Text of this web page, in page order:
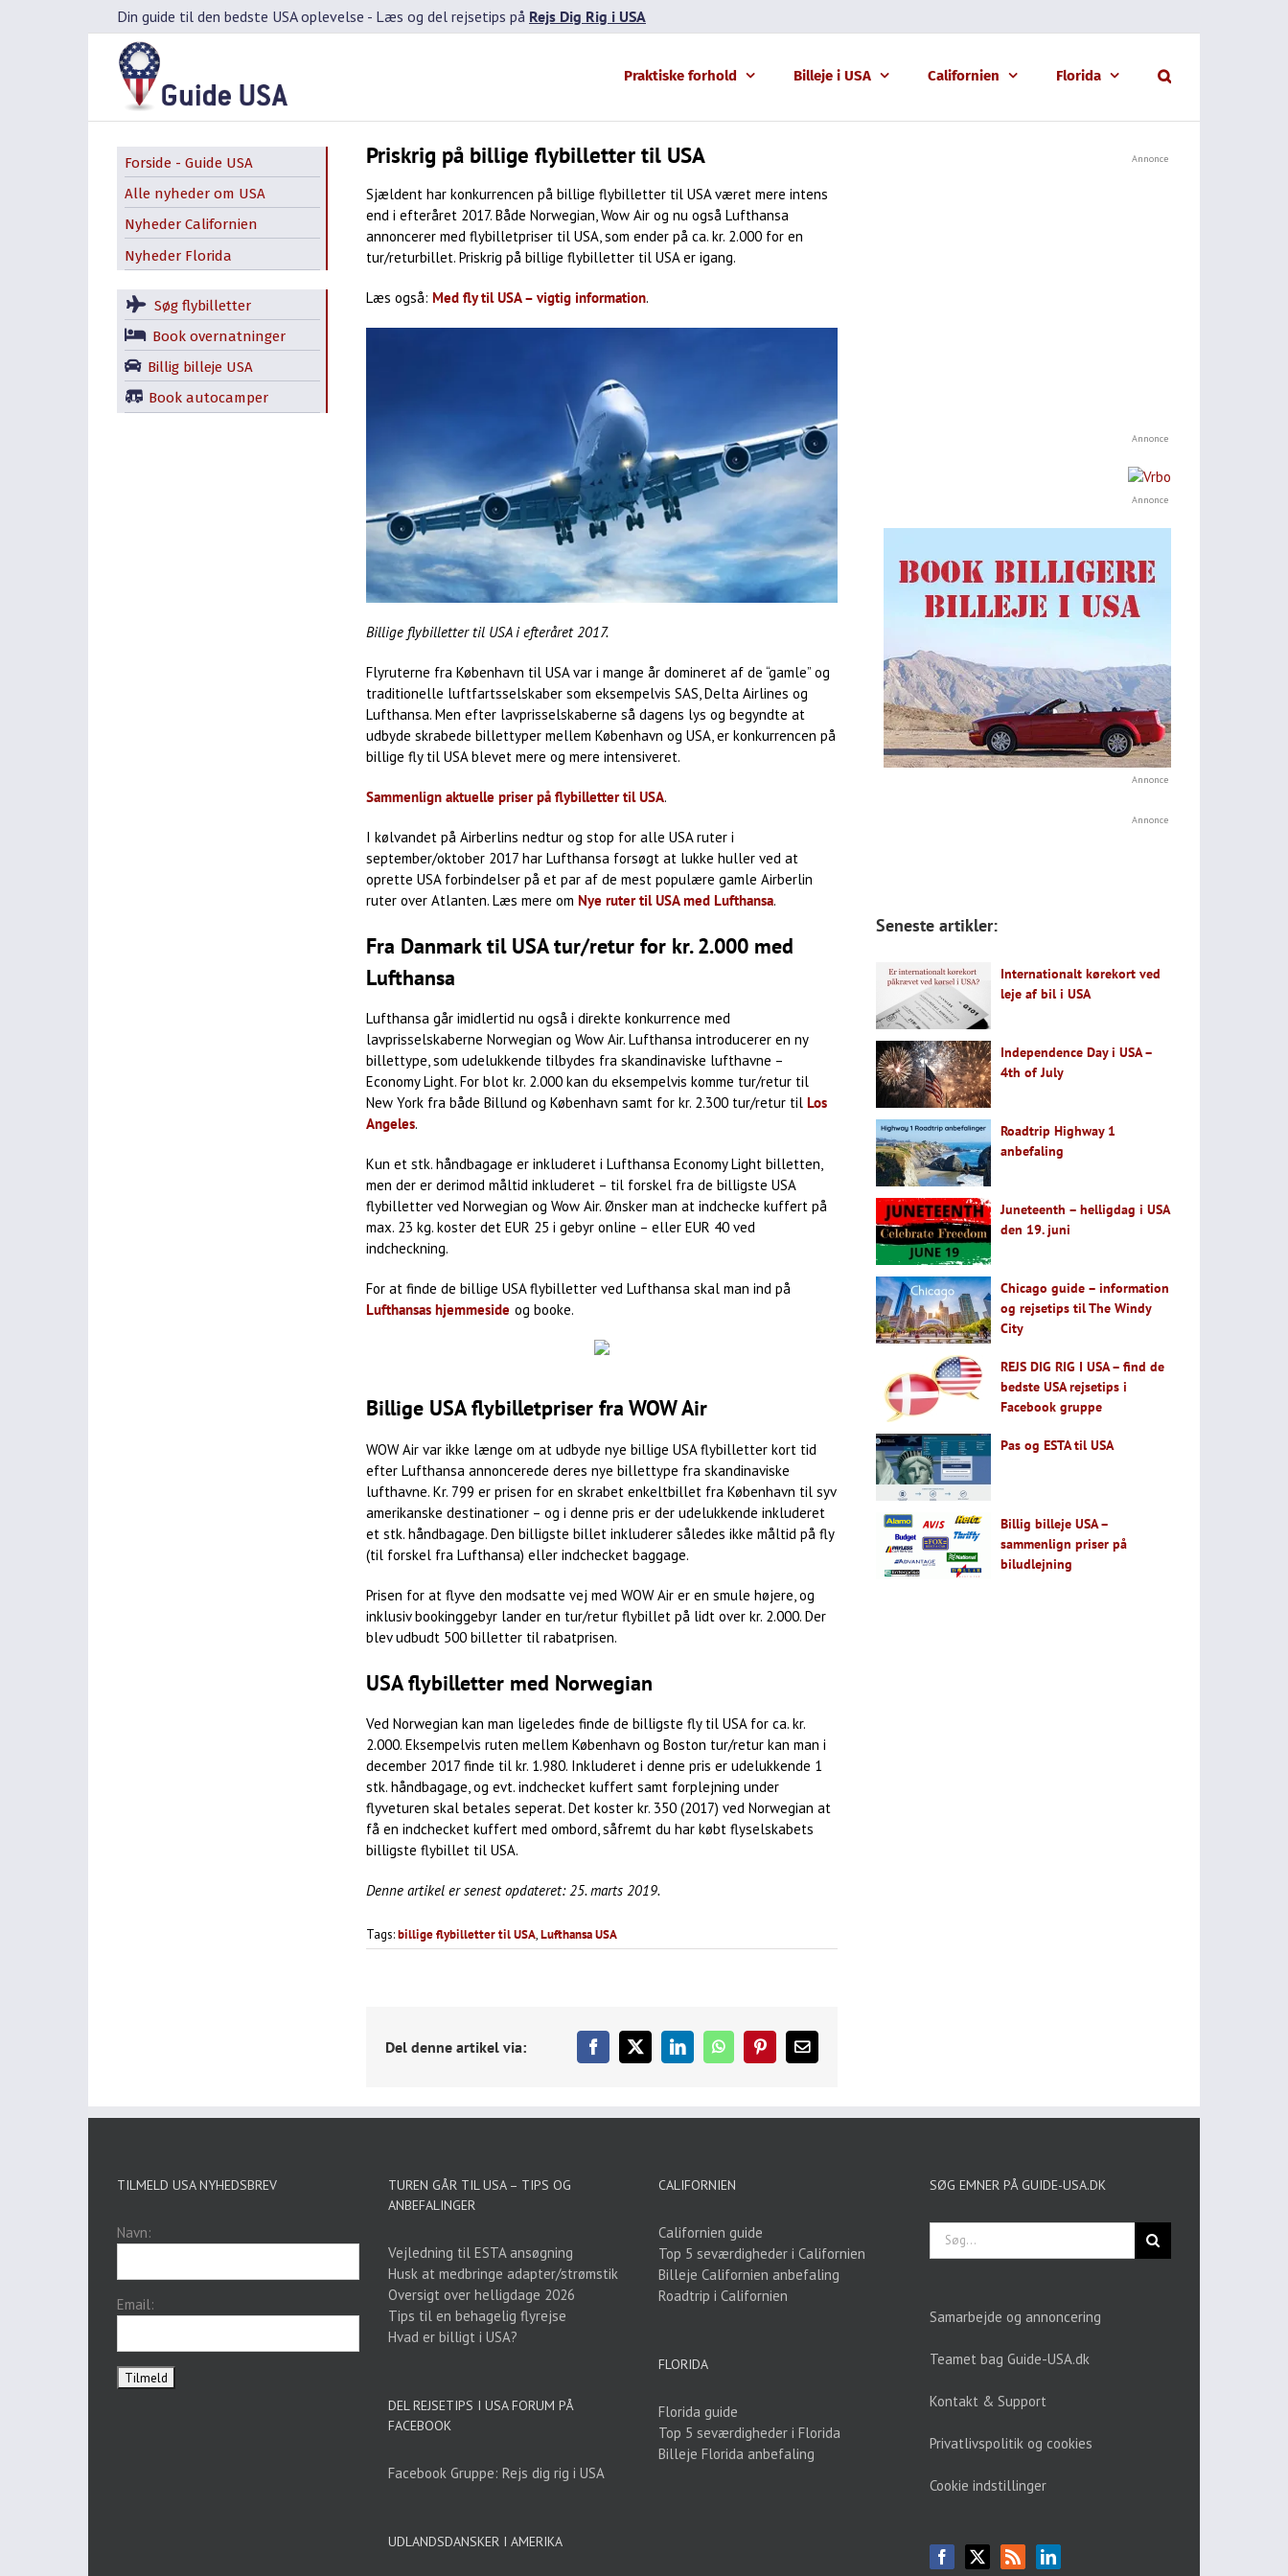
Din guide til den bedste USA oplevelse - Læs og del rejsetips på Rejs Dig Rig i USA
Praktiske forhold Billeje i USA Californien Florida
Priskrig på billige flybilletter til USA
Sjældent har konkurrencen på billige flybilletter til USA været mere intens
end i efteråret 2017. Både Norwegian, Wow Air og nu også Lufthansa
annoncerer med flybilletpriser til USA, som ender på ca. kr. 2.000 for en
tur/returbillet. Priskrig på billige flybilletter til USA er igang.
Læs også: Med fly til USA – vigtig information.
Billige flybilletter til USA i efteråret 2017.
Flyruterne fra København til USA var i mange år domineret af de “gamle” og
traditionelle luftfartsselskaber som eksempelvis SAS, Delta Airlines og
Lufthansa. Men efter lavprisselskaberne så dagens lys og begyndte at
udbyde skrabede billettyper mellem København og USA, er konkurrencen på
billige fly til USA blevet mere og mere intensiveret.
Sammenlign aktuelle priser på flybilletter til USA.
I kølvandet på Airberlins nedtur og stop for alle USA ruter i
september/oktober 2017 har Lufthansa forsøgt at lukke huller ved at
oprette USA forbindelser på et par af de mest populære gamle Airberlin
ruter over Atlanten. Læs mere om Nye ruter til USA med Lufthansa.
Fra Danmark til USA tur/retur for kr. 2.000 med
Lufthansa
Lufthansa går imidlertid nu også i direkte konkurrence med
lavprisselskaberne Norwegian og Wow Air. Lufthansa introducerer en ny
billettype, som udelukkende tilbydes fra skandinaviske lufthavne –
Economy Light. For blot kr. 2.000 kan du eksempelvis komme tur/retur til
New York fra både Billund og København samt for kr. 2.300 tur/retur til Los
Angeles.
Kun et stk. håndbagage er inkluderet i Lufthansa Economy Light billetten,
men der er derimod måltid inkluderet – til forskel fra de billigste USA
flybilletter ved Norwegian og Wow Air. Ønsker man at indchecke kuffert på
max. 23 kg. koster det EUR 25 i gebyr online – eller EUR 40 ved
indcheckning.
For at finde de billige USA flybilletter ved Lufthansa skal man ind på
Lufthansas hjemmeside og booke.
Billige USA flybilletpriser fra WOW Air
WOW Air var ikke længe om at udbyde nye billige USA flybilletter kort tid
efter Lufthansa annoncerede deres nye billettype fra skandinaviske
lufthavne. Kr. 799 er prisen for en skrabet enkeltbillet fra København til syv
amerikanske destinationer – og i denne pris er der udelukkende inkluderet
et stk. håndbagage. Den billigste billet inkluderer således ikke måltid på fly
(til forskel fra Lufthansa) eller indchecket baggage.
Prisen for at flyve den modsatte vej med WOW Air er en smule højere, og
inklusiv bookinggebyr lander en tur/retur flybillet på lidt over kr. 2.000. Der
blev udbudt 500 billetter til rabatprisen.
USA flybilletter med Norwegian
Ved Norwegian kan man ligeledes finde de billigste fly til USA for ca. kr.
2.000. Eksempelvis ruten mellem København og Boston tur/retur kan man i
december 2017 finde til kr. 1.980. Inkluderet i denne pris er udelukkende 1
stk. håndbagage, og evt. indchecket kuffert samt forplejning under
flyveturen skal betales seperat. Det koster kr. 350 (2017) ved Norwegian at
få en indchecket kuffert med ombord, såfremt du har købt flyselskabets
billigste flybillet til USA.
Denne artikel er senest opdateret: 25. marts 2019.
Tags:billige flybilletter til USA,Lufthansa USA
Del denne artikel via: Facebook
X LinkedInWhatsAppPinterest
E-
mail
Forside - Guide USA
Alle nyheder om USA
Nyheder Californien
Nyheder Florida
Søg flybilletter
Book overnatninger
Billig billeje USA
Book autocamper
Annonce
Annonce
Annonce
Annonce
Annonce
Seneste artikler:
Internationalt kørekort ved
leje af bil i USA
Independence Day i USA –
4th of July
Roadtrip Highway 1
anbefaling
Juneteenth – helligdag i USA
den 19. juni
Chicago guide – information
og rejsetips til The Windy
City
REJS DIG RIG I USA – find de
bedste USA rejsetips i
Facebook gruppe
Pas og ESTA til USA
Billig billeje USA –
sammenlign priser på
biludlejning
TILMELD USA NYHEDSBREV
Navn:
Email:
TUREN GÅR TIL USA – TIPS OG
ANBEFALINGER
Vejledning til ESTA ansøgning
Husk at medbringe adapter/strømstik
Oversigt over helligdage 2026
Tips til en behagelig flyrejse
Hvad er billigt i USA?
DEL REJSETIPS I USA FORUM PÅ
FACEBOOK
Facebook Gruppe: Rejs dig rig i USA
UDLANDSDANSKER I AMERIKA
CALIFORNIEN
Californien guide
Top 5 seværdigheder i Californien
Billeje Californien anbefaling
Roadtrip i Californien
FLORIDA
Florida guide
Top 5 seværdigheder i Florida
Billeje Florida anbefaling
SØG EMNER PÅ GUIDE-USA.DK
Søg
efter:
Samarbejde og annoncering
Teamet bag Guide-USA.dk
Kontakt & Support
Privatlivspolitik og cookies
Cookie indstillinger